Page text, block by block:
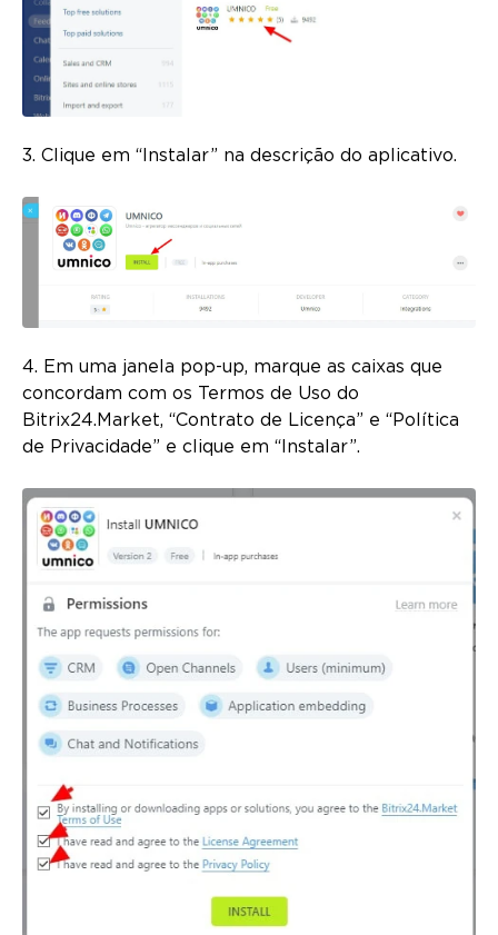
3. Clique em “Instalar” na descrição do aplicativo.
4. Em uma janela pop-up, marque as caixas que
concordam com os Termos de Uso do
Bitrix24.Market, “Contrato de Licença” e “Política
de Privacidade” e clique em “Instalar”.